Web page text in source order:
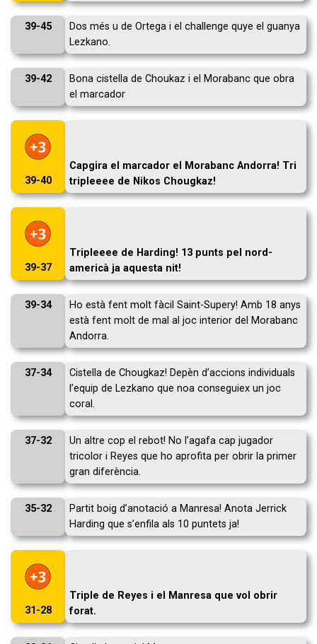
39-45
Dos més u de Ortega i el challenge quye el guanya
Lezkano.
39-42
Bona cistella de Choukaz i el Morabanc que obra
el marcador
39-40
Capgira el marcador el Morabanc Andorra! Tri
tripleeee de Nikos Chougkaz!
39-37
Tripleeee de Harding! 13 punts pel nord-
americà ja aquesta nit!
39-34
Ho està fent molt fàcil Saint-Supery! Amb 18 anys
està fent molt de mal al joc interior del Morabanc
Andorra.
37-34
Cistella de Chougkaz! Depèn d’accions individuals
l’equip de Lezkano que noa conseguiex un joc
coral.
37-32
Un altre cop el rebot! No l’agafa cap jugador
tricolor i Reyes que ho aprofita per obrir la primer
gran diferència.
35-32
Partit boig d’anotació a Manresa! Anota Jerrick
Harding que s’enfila als 10 puntets ja!
31-28
Triple de Reyes i el Manresa que vol obrir
forat.